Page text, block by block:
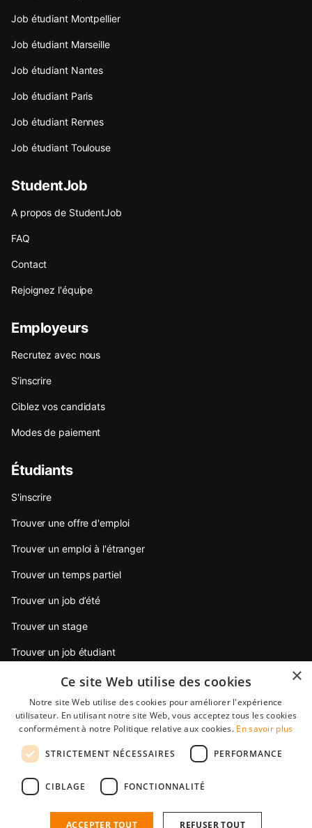
Job étudiant Montpellier
Job étudiant Marseille
Job étudiant Nantes
Job étudiant Paris
Job étudiant Rennes
Job étudiant Toulouse
StudentJob
A propos de StudentJob
FAQ
Contact
Rejoignez l'équipe
Employeurs
Recrutez avec nous
S’inscrire
Ciblez vos candidats
Modes de paiement
Étudiants
S'inscrire
Trouver une offre d'emploi
Trouver un emploi à l'étranger
Trouver un temps partiel
Trouver un job d’été
Trouver un stage
Trouver un job étudiant
Trouver un emploi jeune diplômé
Conseils pour postuler
Partenaires
StudentJob International est une filiale de YoungCapital • ©
2026 • All rights reserved •
Protection des données StudentJob FR score 4.5 - 10 reviews
×
Ce site Web utilise des cookies
Notre site Web utilise des cookies pour améliorer l'expérience
utilisateur. En utilisant notre site Web, vous acceptez tous les cookies
conformément à notre Politique relative aux cookies. En savoir plus
STRICTEMENT NÉCESSAIRES PERFORMANCE
CIBLAGE FONCTIONNALITÉ
ACCEPTER TOUT REFUSER TOUT